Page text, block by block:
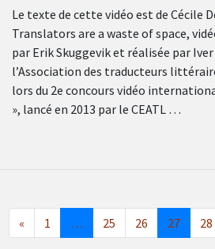
Le texte de cette vidéo est de Cécile
Translators are a waste of space,
par Erik Skuggevik et réalisée par
l’Association des traducteurs
lors du 2e concours vidéo
», lancé en 2013 par le CEATL …
« 1 … 25 26 27 28